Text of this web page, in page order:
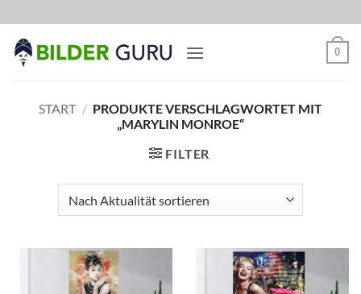
Inhalt
springen
0
START / PRODUKTE VERSCHLAGWORTET MIT
„MARYLIN MONROE“
FILTER